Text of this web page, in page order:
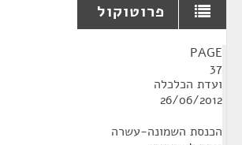
פרוטוקול
PAGE
37
ועדת הכלכלה
26/06/2012
הכנסת השמונה-עשרה